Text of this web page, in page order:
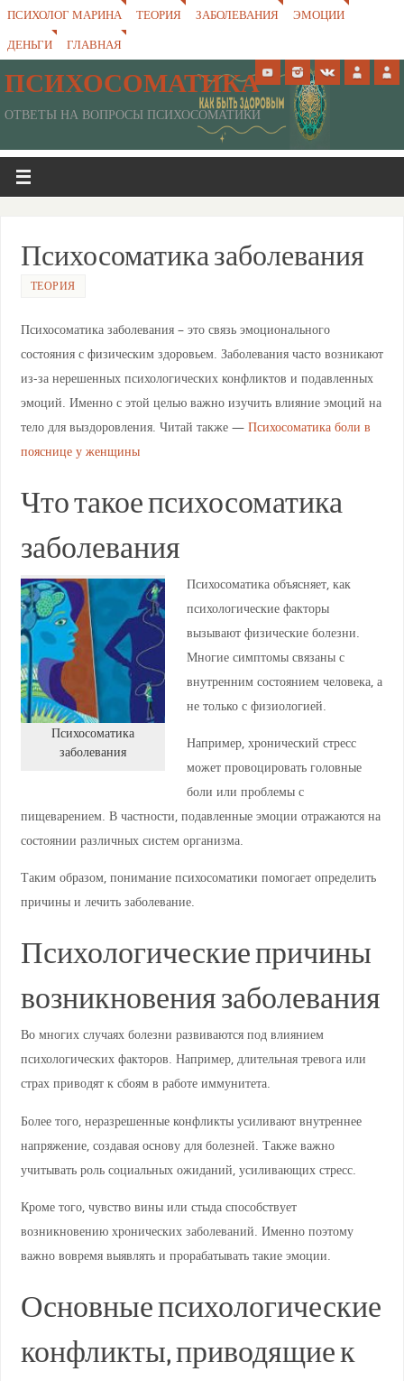
ПСИХОЛОГ МАРИНА ТЕОРИЯ ЗАБОЛЕВАНИЯ
ЭМОЦИИ
ДЕНЬГИ
ГЛАВНАЯ
ПСИХОСОМАТИКА
ОТВЕТЫ НА ВОПРОСЫ ПСИХОСОМАТИКИ
Психосоматика заболевания
ТЕОРИЯ
Психосоматика заболевания – это связь эмоционального
состояния с физическим здоровьем. Заболевания часто возникают
из-за нерешенных психологических конфликтов и подавленных
эмоций. Именно с этой целью важно изучить влияние эмоций на
тело для выздоровления. Читай также — Психосоматика боли в
пояснице у женщины
Что такое психосоматика
заболевания
Психосоматика
заболевания
Психосоматика объясняет, как
психологические факторы
вызывают физические болезни.
Многие симптомы связаны с
внутренним состоянием человека, а
не только с физиологией.
Например, хронический стресс
может провоцировать головные
боли или проблемы с
пищеварением. В частности, подавленные эмоции отражаются на
состоянии различных систем организма.
Таким образом, понимание психосоматики помогает определить
причины и лечить заболевание.
Психологические причины
возникновения заболевания
Во многих случаях болезни развиваются под влиянием
психологических факторов. Например, длительная тревога или
страх приводят к сбоям в работе иммунитета.
Более того, неразрешенные конфликты усиливают внутреннее
напряжение, создавая основу для болезней. Также важно
учитывать роль социальных ожиданий, усиливающих стресс.
Кроме того, чувство вины или стыда способствует
возникновению хронических заболеваний. Именно поэтому
важно вовремя выявлять и прорабатывать такие эмоции.
Основные психологические
конфликты, приводящие к